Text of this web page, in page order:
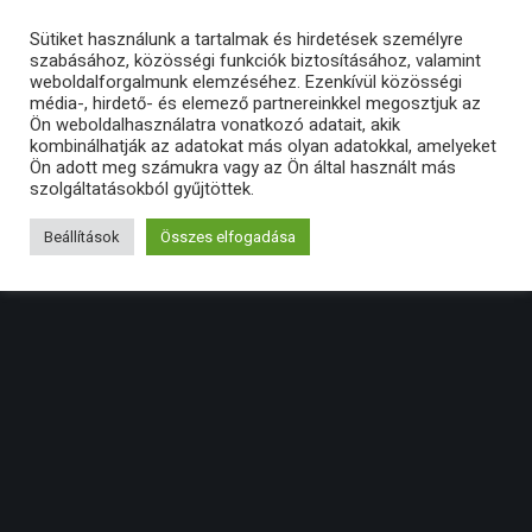
Sütiket használunk a tartalmak és hirdetések személyre
szabásához, közösségi funkciók biztosításához, valamint
weboldalforgalmunk elemzéséhez. Ezenkívül közösségi
média-, hirdető- és elemező partnereinkkel megosztjuk az
Ön weboldalhasználatra vonatkozó adatait, akik
kombinálhatják az adatokat más olyan adatokkal, amelyeket
Ön adott meg számukra vagy az Ön által használt más
szolgáltatásokból gyűjtöttek.
Beállítások Összes elfogadása